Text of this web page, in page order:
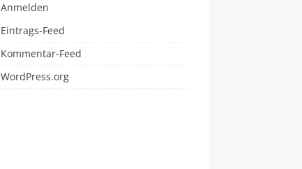
Anmelden
Eintrags-Feed
Kommentar-Feed
WordPress.org